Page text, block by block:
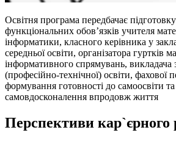
Освітня програма передбачає
функціональних обов’язків учителя
інформатики, класного керівника у
середньої освіти, організатора гуртків
інформативного спрямувань, викладача
(професійно-технічної) освіти, фахової
формування готовності до самоосвіти
самовдосконалення впродовж життя
Перспективи кар`єрного